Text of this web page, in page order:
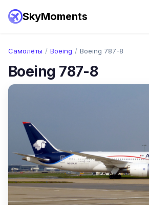
SkyMoments
Самолёты / Boeing / Boeing 787-8
Boeing 787-8